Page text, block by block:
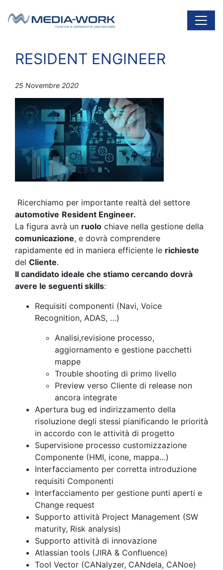
Navigazione principale
RESIDENT ENGINEER
25 Novembre 2020
Ricerchiamo per importante realtà del settore
automotive Resident Engineer.
La figura avrà un ruolo chiave nella gestione della
comunicazione, e dovrà comprendere
rapidamente ed in maniera efficiente le richieste
del Cliente.
Il candidato ideale che stiamo cercando dovrà
avere le seguenti skills:
Requisiti componenti (Navi, Voice
Recognition, ADAS, …)
Analisi,revisione processo,
aggiornamento e gestione pacchetti
mappe
Trouble shooting di primo livello
Preview verso Cliente di release non
ancora integrate
Apertura bug ed indirizzamento della
risoluzione degli stessi pianificando le priorità
in accordo con le attività di progetto
Supervisione processo customizzazione
Componente (HMI, icone, mappa…)
Interfacciamento per corretta introduzione
requisiti Componenti
Interfacciamento per gestione punti aperti e
Change request
Supporto attività Project Management (SW
maturity, Risk analysis)
Supporto attività di innovazione
Atlassian tools (JIRA & Confluence)
Tool Vector (CANalyzer, CANdela, CANoe)